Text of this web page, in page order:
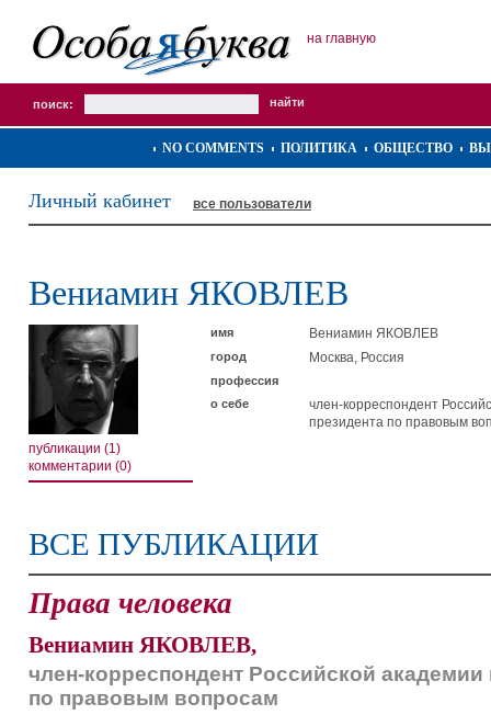
на главную
поиск:
NO COMMENTS ПОЛИТИКА ОБЩЕСТВО
Личный кабинет все пользователи
Вениамин ЯКОВЛЕВ
публикации (1)
комментарии (0)
имя Вениамин ЯКОВЛЕВ
город Москва, Россия
профессия
о себе
член-корреспондент
президента по правовым
ВСЕ ПУБЛИКАЦИИ
Права человека
Вениамин ЯКОВЛЕВ,
член-корреспондент Российской академии
по правовым вопросам